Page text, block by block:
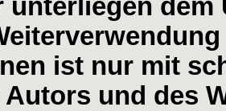
unterliegen dem
ist nur mit
und des